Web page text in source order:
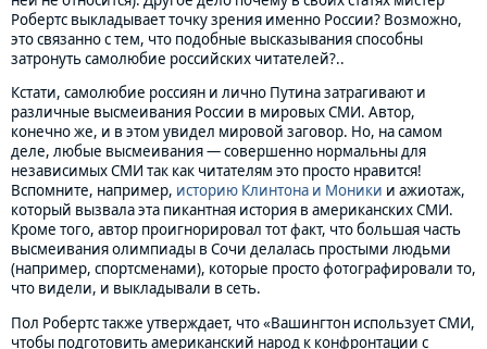
Робертс выкладывает точку зрения именно России? Возможно,
это связанно с тем, что подобные высказывания способны
затронуть самолюбие российских читателей?..
Кстати, самолюбие россиян и лично Путина затрагивают и
различные высмеивания России в мировых СМИ. Автор,
конечно же, и в этом увидел мировой заговор. Но, на самом
деле, любые высмеивания — совершенно нормальны для
независимых СМИ так как читателям это просто нравится!
Вспомните, например, историю Клинтона и Моники и ажиотаж,
который вызвала эта пикантная история в американских СМИ.
Кроме того, автор проигнорировал тот факт, что большая часть
высмеивания олимпиады в Сочи делалась простыми людьми
(например, спортсменами), которые просто фотографировали то,
что видели, и выкладывали в сеть.
Пол Робертс также утверждает, что «Вашингтон использует СМИ,
чтобы подготовить американский народ к конфронтации с